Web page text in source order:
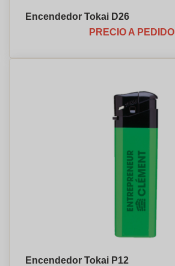
Encendedor Tokai D26
PRECIO A PEDIDO
Encendedor Tokai P12